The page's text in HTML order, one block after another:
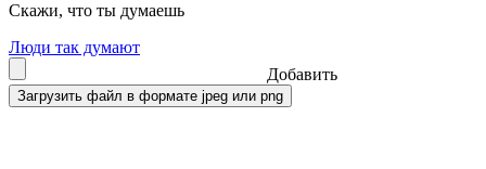
Скажи, что ты думаешь
Люди так думают
Добавить